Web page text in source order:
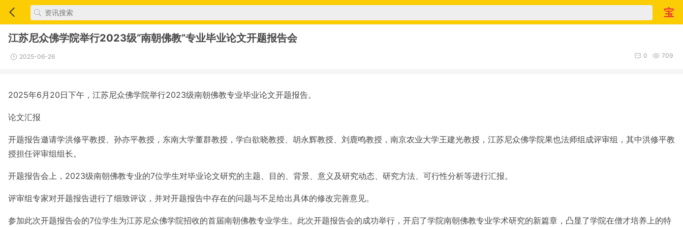
江苏尼众佛学院举行2023级“南朝佛教”专业毕业论文开题报告会
2025-06-26 709
0
2025年6月20日下午，江苏尼众佛学院举行2023级南朝佛教专业毕业论文开题报告。
论文汇报
开题报告邀请学洪修平教授、孙亦平教授，东南大学董群教授，学白欲晓教授、胡永辉教授、刘鹿鸣教授，南京农业大学王建光教授，江苏尼众佛学院果也法师组成评审组，其中洪修平教
授担任评审组组长。
开题报告会上，2023级南朝佛教专业的7位学生对毕业论文研究的主题、目的、背景、意义及研究动态、研究方法、可行性分析等进行汇报。
评审组专家对开题报告进行了细致评议，并对开题报告中存在的问题与不足给出具体的修改完善意见。
参加此次开题报告会的7位学生为江苏尼众佛学院招收的首届南朝佛教专业学生。此次开题报告会的成功举行，开启了学院南朝佛教专业学术研究的新篇章，凸显了学院在僧才培养上的特